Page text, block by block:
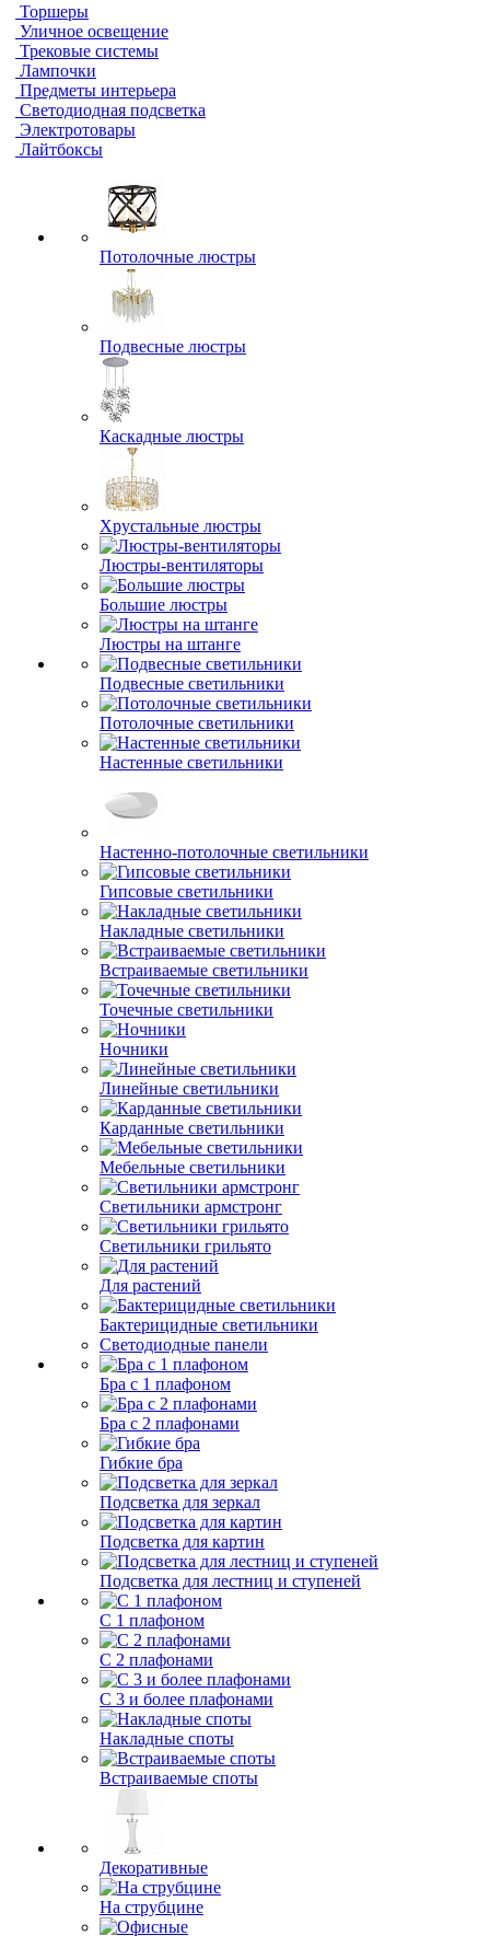
Торшеры
Уличное освещение
Трековые системы
Лампочки
Предметы интерьера
Светодиодная подсветка
Электротовары
Лайтбоксы
Потолочные люстры
Подвесные люстры
Каскадные люстры
Хрустальные люстры
Люстры-вентиляторы
Большие люстры
Люстры на штанге
Подвесные светильники
Потолочные светильники
Настенные светильники
Настенно-потолочные светильники
Гипсовые светильники
Накладные светильники
Встраиваемые светильники
Точечные светильники
Ночники
Линейные светильники
Карданные светильники
Мебельные светильники
Светильники армстронг
Светильники грильято
Для растений
Бактерицидные светильники
Светодиодные панели
Бра с 1 плафоном
Бра с 2 плафонами
Гибкие бра
Подсветка для зеркал
Подсветка для картин
Подсветка для лестниц и ступеней
С 1 плафоном
С 2 плафонами
С 3 и более плафонами
Накладные споты
Встраиваемые споты
Декоративные
На струбцине